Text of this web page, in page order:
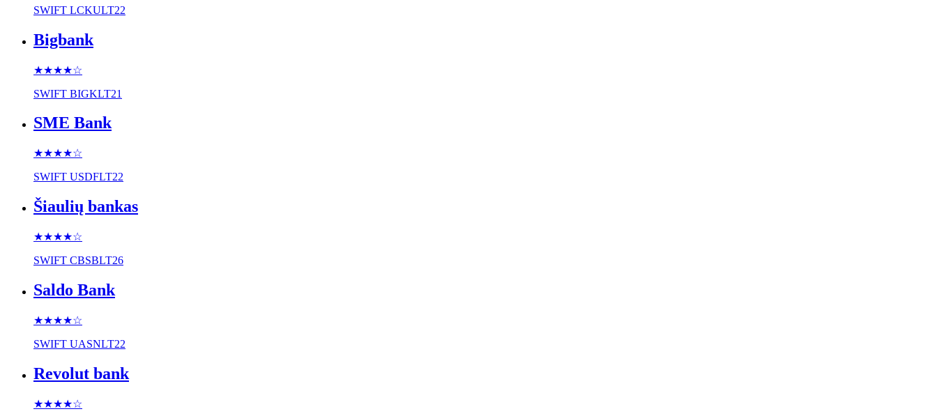
SWIFT LCKULT22
Bigbank
★★★★☆
SWIFT BIGKLT21
SME Bank
★★★★☆
SWIFT USDFLT22
Šiaulių bankas
★★★★☆
SWIFT CBSBLT26
Saldo Bank
★★★★☆
SWIFT UASNLT22
Revolut bank
★★★★☆